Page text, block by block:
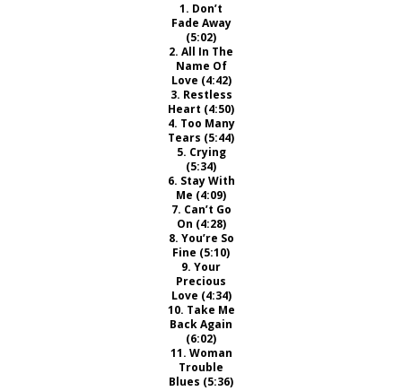
1. Don’t
Fade Away
(5:02)
2. All In The
Name Of
Love (4:42)
3. Restless
Heart (4:50)
4. Too Many
Tears (5:44)
5. Crying
(5:34)
6. Stay With
Me (4:09)
7. Can’t Go
On (4:28)
8. You’re So
Fine (5:10)
9. Your
Precious
Love (4:34)
10. Take Me
Back Again
(6:02)
11. Woman
Trouble
Blues (5:36)